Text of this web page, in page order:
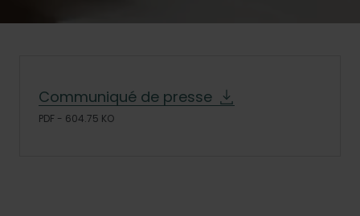
Communiqué de presse
PDF - 604.75 KO